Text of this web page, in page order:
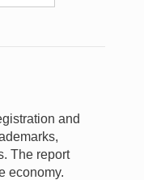
and
The report
economy.